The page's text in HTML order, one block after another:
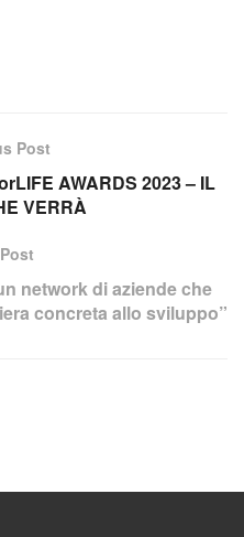
Post
AWARDS 2023 – IL
VERRÀ
network di aziende che
concreta allo sviluppo”